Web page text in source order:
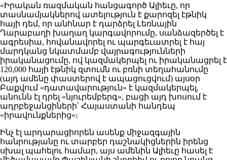
«Իրական ռազմական հանցագործ Ալիեւը, որ
տասնամյակներով ատելություն է քարոզել էթնիկ
հայի դեմ, որ անհնար է դարձրել Լեռնային
Ղարաբաղի խաղաղ կարգավորումը, սանձազերծել է
ագրեսիա, հովանավորել ու պարգեւատրել է հայ
մարդկանց նկատմամբ վայրագությունների
իրականացումը, ով կազմակերպել ու իրականացրել է
120,000 հայի էթնիկ զտումն ու բռնի տեղահանումը
(այդ ամենը փաստերով է ապացուցվում) այսօր
Բաքվում «դատավարություն» է կազմակերպել,
անունն էլ դրել «նյուրեմբերգ», բացի այդ խոսում է
ադրբեջանցիների՝ Հայաստանի հանդեպ
«իրավունքներից»։
Ինչ էլ արդարացիորեն ասենք միջազգային
հանրությանը ու տարբեր դաշնակիցներին իրենց
սխալ պահելու համար, այս ամենին Ալիեւը հասել է